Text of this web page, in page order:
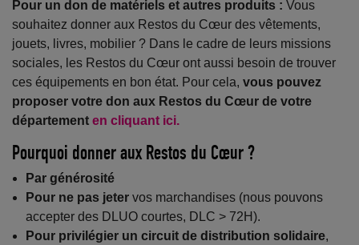
Pour un don de matériels et autres produits : Vous
souhaitez donner aux Restos du Cœur des vêtements,
jouets, livres, mobilier ? Dans le cadre de leurs missions
sociales, les Restos du Cœur ont aussi besoin de trouver
ces équipements en bon état. Pour cela, vouspouvez
proposer votre don aux Restos du Cœur de votre
département en cliquant ici.
Pourquoi donner aux Restos du Cœur ?
Par générosité
Pour ne pas jeter vos marchandises (nous pouvons
accepter des DLUO courtes, DLC > 72H).
Pour privilégier un circuit de distribution solidaire,